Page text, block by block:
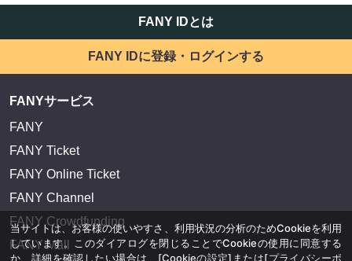
FANY IDとは
FANY IDに登録・ログインする
FANYサービス
FANY
FANY Ticket
FANY Online Ticket
FANY Channel
FANY Crowdfunding
FANY Mall
当サイトは、お客様の使いやすさ、利用状況の分析のためCookieを利用
しています。このダイアログを閉じることでCookieの使用に同意する
か、詳細を確認したい場合は、 [Cookieの設定] または[プライバシーポ